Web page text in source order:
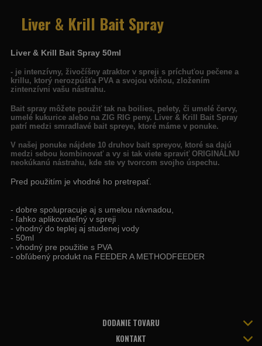
Liver & Krill Bait Spray
Liver & Krill Bait Spray 50ml
- je intenzívny, živočíšny atraktor v spreji s príchuťou pečene a
krillu, ktorý nerozpúšťa PVA a svojou vôňou, zložením
zintenzívni vašu nástrahu.
Bait spray môžete použiť tak na boilies, pelety, či umelé červy,
umelé kukurice alebo na ZIG RIG peny. Liver & Krill Bait Spray
patrí medzi smradlavé bait spreye, ktoré máme v ponuke.
V našej ponuke nájdete 10 druhov bait spreyov, ktoré sa dajú
medzi sebou kombinovať a vy si tak viete spraviť ORIGINÁLNU
neokúkanú nástrahu, kde ste vy tvorcom svojho úspechu.
Pred použitím je vhodné ho pretrepať.
- dobre spolupracuje aj s umelou návnadou,
- ľahko aplikovateľný v spreji
- vhodný do teplej aj studenej vody
- 50ml
- vhodný pre použitie s PVA
- obľúbený produkt na FEEDER A METHODFEEDER
DODANIE TOVARU
KONTAKT